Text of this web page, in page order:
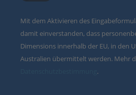
Mit dem Aktivieren des
damit einverstanden, dass
Dimensions innerhalb der EU, in den
Australien übermittelt werden. Mehr
.